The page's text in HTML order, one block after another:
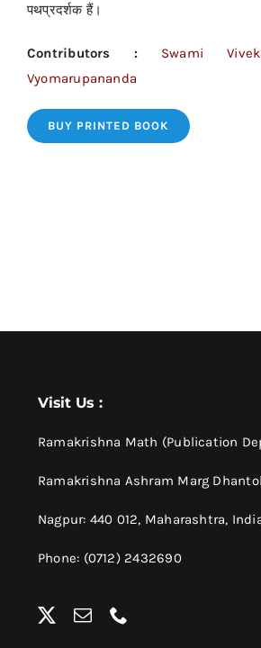
पथप्रदर्शक हैं।
Contributors : Swami
Vyomarupananda
BUY PRINTED BOOK
Visit Us :
Ramakrishna Math (Publication
Ramakrishna Ashram Marg
Nagpur: 440 012, Maharashtra,
Phone: (0712) 2432690